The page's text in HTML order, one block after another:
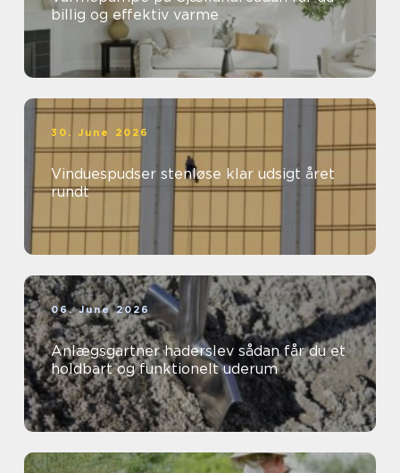
billig og effektiv varme
30. June 2026
Vinduespudser stenløse klar udsigt året
rundt
06. June 2026
Anlægsgartner haderslev sådan får du et
holdbart og funktionelt uderum